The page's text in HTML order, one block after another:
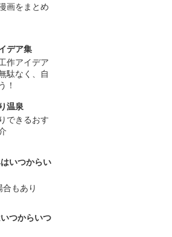
画をまとめ
デア集
作アイデア
駄なく、自
！
温泉
できるおす
いつからい
もあり
つからいつ